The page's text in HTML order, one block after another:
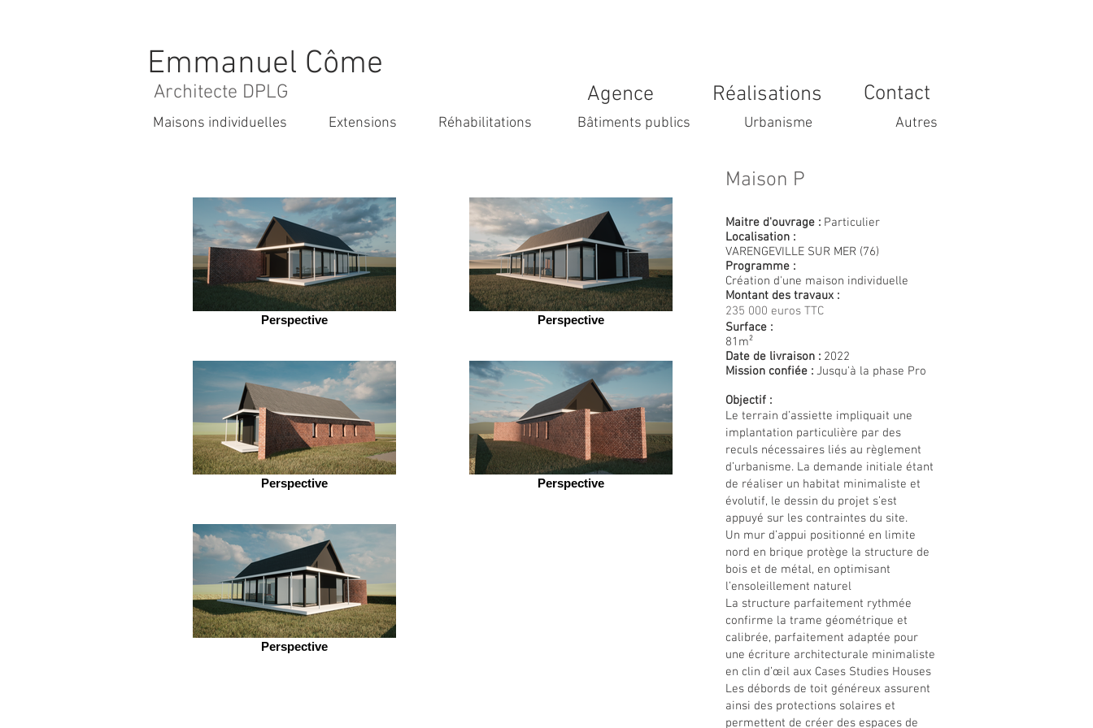
Emmanuel Côme
Architecte DPLG Agence Réalisations Contact
Maisons individuelles Extensions Réhabilitations Bâtiments publics Urbanisme Autres
Perspective Perspective
Perspective Perspective
Perspective
Maison P
Maitre d'ouvrage : Particulier
Localisation :
VARENGEVILLE SUR MER (76)
Programme :
Création d'une maison individuelle
Montant des travaux :
235 000 euros TTC
Surface :
81m²
Date de livraison : 2022
Mission confiée : Jusqu'à la phase Pro
Objectif :
Le terrain d’assiette impliquait une
implantation particulière par des
reculs nécessaires liés au règlement
d’urbanisme. La demande initiale étant
de réaliser un habitat minimaliste et
évolutif, le dessin du projet s’est
appuyé sur les contraintes du site.
Un mur d’appui positionné en limite
nord en brique protège la structure de
bois et de métal, en optimisant
l’ensoleillement naturel
La structure parfaitement rythmée
confirme la trame géométrique et
calibrée, parfaitement adaptée pour
une écriture architecturale minimaliste
en clin d’œil aux Cases Studies Houses
Les débords de toit généreux assurent
ainsi des protections solaires et
permettent de créer des espaces de